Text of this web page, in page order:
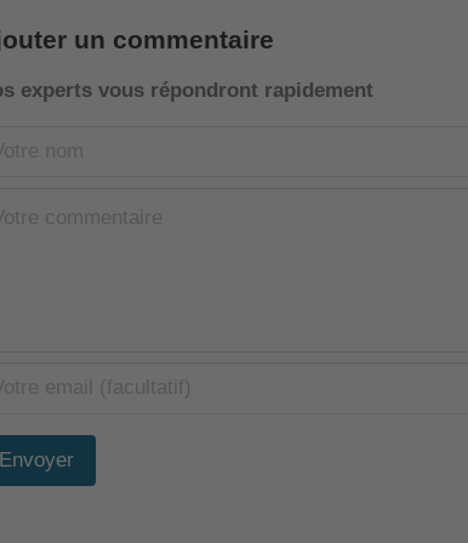
un commentaire
experts vous répondront rapidement